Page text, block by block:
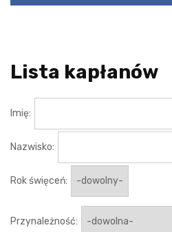
Lista kapłanów
Imię:
Nazwisko:
Rok święceń:
Przynależność: